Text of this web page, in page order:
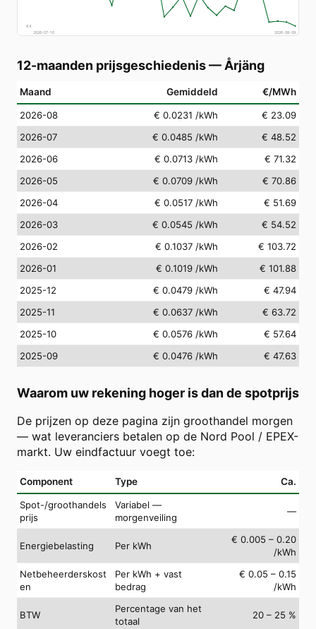
€4
2026-07-10
2026-08-09
12-maanden prijsgeschiedenis— Årjäng
Maand Gemiddeld €/MWh
2026-08 € 0.0231 /kWh
€ 23.09
2026-07
€ 0.0485 /kWh
€ 48.52
2026-06
€ 0.0713 /kWh
€ 71.32
2026-05
€ 0.0709 /kWh
€ 70.86
2026-04
€ 0.0517 /kWh
€ 51.69
2026-03
€ 0.0545 /kWh
€ 54.52
2026-02
€ 0.1037 /kWh
€ 103.72
2026-01
€ 0.1019 /kWh
€ 101.88
2025-12
€ 0.0479 /kWh
€ 47.94
2025-11
€ 0.0637 /kWh
€ 63.72
2025-10
€ 0.0576 /kWh
€ 57.64
2025-09
€ 0.0476 /kWh € 47.63
Waarom uw rekening hoger is dan de spotprijs
De prijzen op deze pagina zijn groothandel morgen
— wat leveranciers betalen op de Nord Pool / EPEX-
markt. Uw eindfactuur voegt toe:
Component Type Ca.
Spot-/groothandels
prijs
Variabel —
morgenveiling
—
Energiebelasting Per kWh
€ 0.005 – 0.20
/kWh
Netbeheerderskost
en
Per kWh + vast
bedrag
€ 0.05 – 0.15
/kWh
BTW
Percentage van het
totaal
20 – 25 %